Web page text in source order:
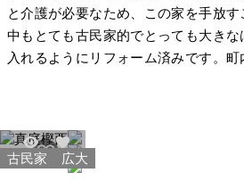
と介護が必要なため、この家を手放
中もとても古民家的でとっても大き
入れるようにリフォーム済みです。
くにあります。どうぞよろしくお願いします。 【
古屋付土地（現状渡し）となります 場
28913 185
古民家 広大